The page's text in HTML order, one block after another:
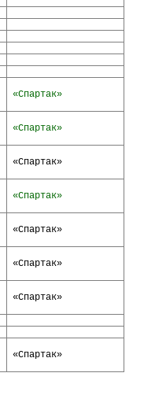
«Спартак»
«Спартак»
«Спартак»
«Спартак»
«Спартак»
«Спартак»
«Спартак»
«Спартак»